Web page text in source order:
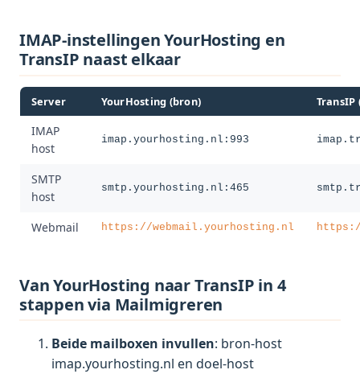
IMAP-instellingen YourHosting en
TransIP naast elkaar
Server YourHosting (bron) TransIP
IMAP
host
imap.yourhosting.nl:993
SMTP
host
smtp.yourhosting.nl:465
Webmail https://webmail.yourhosting.nl
Van YourHosting naar TransIP in 4
stappen via Mailmigreren
Beide mailboxen invullen: bron-host
imap.yourhosting.nl en doel-host